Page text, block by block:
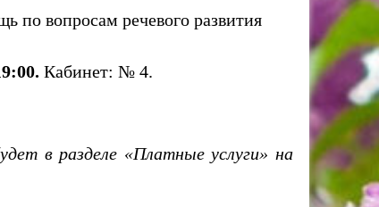
по вопросам речевого развития
Кабинет: № 4.
в разделе «Платные услуги» на